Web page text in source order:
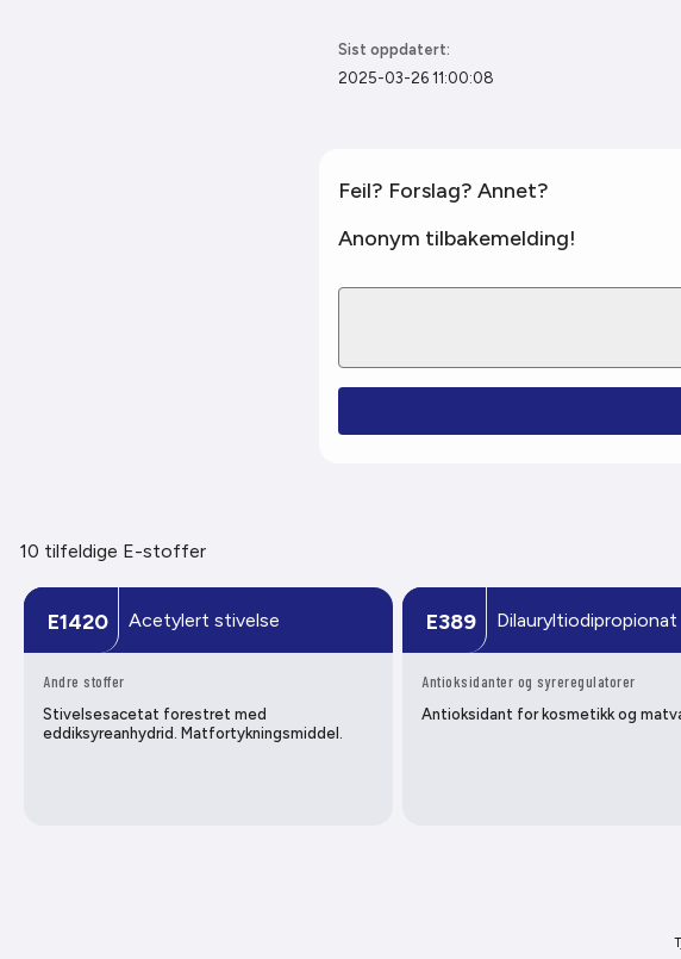
Sist oppdatert:
2025-03-26 11:00:08
Feil? Forslag? Annet?
Anonym tilbakemelding!
10 tilfeldige E-stoffer
E1420 Acetylert stivelse
Andre stoffer
Stivelsesacetat forestret med
eddiksyreanhydrid. Matfortykningsmiddel.
E389 Dilauryltiodipropionat
Antioksidanter og syreregulatorer
Antioksidant for kosmetikk og